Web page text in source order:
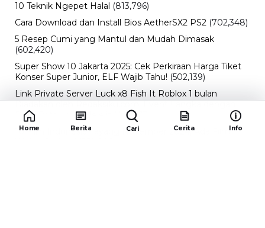
10 Teknik Ngepet Halal (813,796)
Cara Download dan Install Bios AetherSX2 PS2 (702,348)
5 Resep Cumi yang Mantul dan Mudah Dimasak
(602,420)
Super Show 10 Jakarta 2025: Cek Perkiraan Harga Tiket
Konser Super Junior, ELF Wajib Tahu! (502,139)
Link Private Server Luck x8 Fish It Roblox 1 bulan
Diadakan oleh Redaksiku.com: Event Langka dengan
Drop Rate yang Melejit
(424,813)
10 Film Indonesia Tayang November 2024, Ada Film
Home Berita Cari Cerita Info